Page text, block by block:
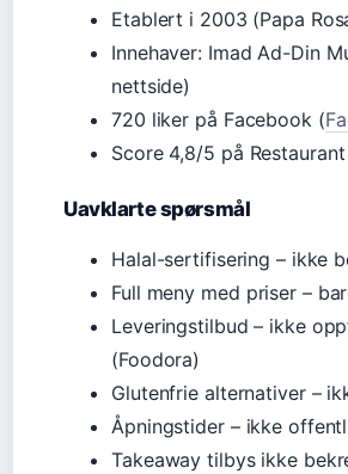
Etablert i 2003 (Papa
Innehaver: Imad Ad-Din
nettside)
720 liker på Facebook (
Score 4,8/5 på
Uavklarte spørsmål
Halal-sertifisering – ikke
Full meny med priser –
Leveringstilbud – ikke
(Foodora)
Glutenfrie alternativer –
Åpningstider – ikke
Takeaway tilbys ikke